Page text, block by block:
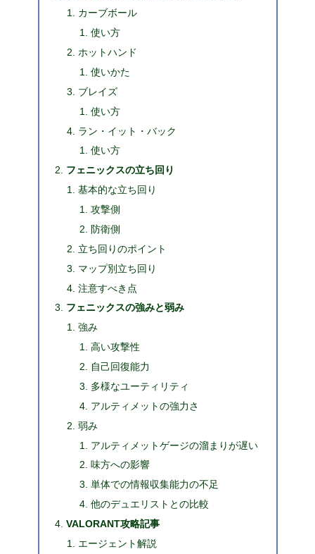
カーブボール
使い方
ホットハンド
使いかた
ブレイズ
使い方
ラン・イット・バック
使い方
フェニックスの立ち回り
基本的な立ち回り
攻撃側
防衛側
立ち回りのポイント
マップ別立ち回り
注意すべき点
フェニックスの強みと弱み
強み
高い攻撃性
自己回復能力
多様なユーティリティ
アルティメットの強力さ
弱み
アルティメットゲージの溜まりが遅い
味方への影響
単体での情報収集能力の不足
他のデュエリストとの比較
VALORANT攻略記事
エージェント解説